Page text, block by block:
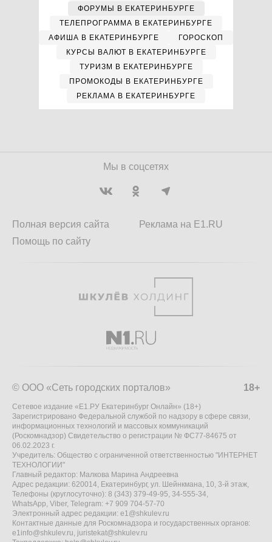
ФОРУМЫ В ЕКАТЕРИНБУРГЕ
ТЕЛЕПРОГРАММА В ЕКАТЕРИНБУРГЕ
АФИША В ЕКАТЕРИНБУРГЕ
ГОРОСКОП
КУРСЫ ВАЛЮТ В ЕКАТЕРИНБУРГЕ
ТУРИЗМ В ЕКАТЕРИНБУРГЕ
ПРОМОКОДЫ В ЕКАТЕРИНБУРГЕ
РЕКЛАМА В ЕКАТЕРИНБУРГЕ
Мы в соцсетях
Полная версия сайта
Помощь по сайту
Реклама на E1.RU
18+
© ООО «Сеть городских порталов»
Сетевое издание «Е1.РУ Екатеринбург Онлайн» (18+)
Зарегистрировано Федеральной службой по надзору в сфере связи,
информационных технологий и массовых коммуникаций
(Роскомнадзор) Свидетельство о регистрации № ФС77-84675 от
06.02.2023 г.
Учредитель: Общество с ограниченной ответственностью "ИНТЕРНЕТ
ТЕХНОЛОГИИ"
Главный редактор: Малкова Марина Андреевна
Адрес редакции: 620014, Екатеринбург, ул. Шейнкмана, 10, 3-й этаж,
Телефоны (круглосуточно): 8 (343) 379-49-95, 34-555-34,
WhatsApp, Viber, Telegram: +7 909 704-57-70
Электронный адрес редакции: e1@shkulev.ru
Контактные данные для Роскомнадзора и государственных органов:
e1info@shkulev.ru, juristekat@shkulev.ru